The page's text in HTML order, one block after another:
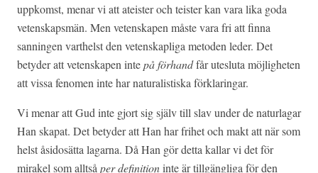
uppkomst, menar vi att ateister och teister kan vara lika goda
vetenskapsmän. Men vetenskapen måste vara fri att finna
sanningen varthelst den vetenskapliga metoden leder. Det
betyder att vetenskapen intepå förhandfår utesluta möjligheten
att vissa fenomen inte har naturalistiska förklaringar.
Vi menar att Gud inte gjort sig själv till slav under de naturlagar
Han skapat. Det betyder att Han har frihet och makt att när som
helst åsidosätta lagarna. Då Han gör detta kallar vi det för
mirakel som alltså per definitioninte är tillgängliga för den